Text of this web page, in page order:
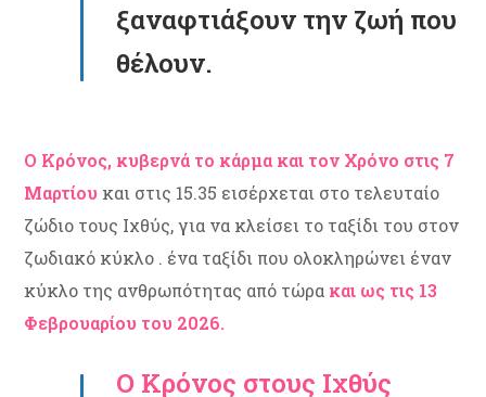
ξαναφτιάξουν την ζωή που
θέλουν.
Ο Κρόνος, κυβερνά το κάρμα και τον Χρόνο στις 7
Μαρτίου και στις 15.35 εισέρχεται στο τελευταίο
ζώδιο τους Ιχθύς, για να κλείσει το ταξίδι του στον
ζωδιακό κύκλο . ένα ταξίδι που ολοκληρώνει έναν
κύκλο της ανθρωπότητας από τώρα και ως τις 13
Φεβρουαρίου του 2026.
Ο Κρόνος στους Ιχθύς